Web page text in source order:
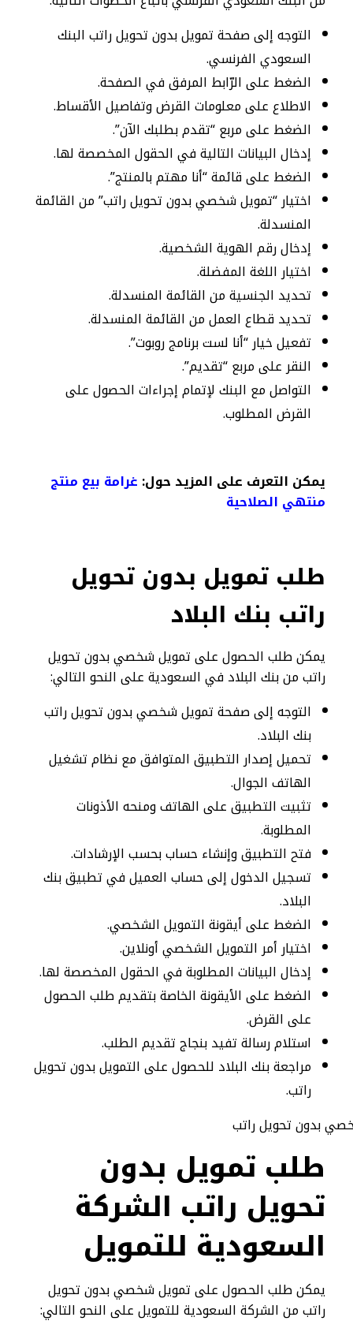
التوجه إلى صفحة تمويل بدون تحويل راتب البنك
السعودي الفرنسي.
الضغط على الرّابط المرفق في الصفحة.
الاطلاع على معلومات القرض وتفاصيل الأقساط.
الضغط على مربع “تقدم بطلبك الآن”.
إدخال البيانات التالية في الحقول المخصصة لها.
الضغط على قائمة “أنا مهتم بالمنتج”.
اختيار “تمويل شخصي بدون تحويل راتب” من القائمة
المنسدلة.
إدخال رقم الهوية الشخصية.
اختيار اللغة المفضلة.
تحديد الجنسية من القائمة المنسدلة.
تحديد قطاع العمل من القائمة المنسدلة.
تفعيل خيار “أنا لست برنامج روبوت”.
النقر على مربع “تقديم”.
التواصل مع البنك لإتمام إجراءات الحصول على
القرض المطلوب.
يمكن التعرف على المزيد حول: غرامة بيع منتج
منتهي الصلاحية
طلب تمويل بدون تحويل
راتب بنك البلاد
يمكن طلب الحصول على تمويل شخصي بدون تحويل
راتب من بنك البلاد في السعودية على النحو التالي:
التوجه إلى صفحة تمويل شخصي بدون تحويل راتب
بنك البلاد.
تحميل إصدار التطبيق المتوافق مع نظام تشغيل
الهاتف الجوال.
تثبيت التطبيق على الهاتف ومنحه الأذونات
المطلوبة.
فتح التطبيق وإنشاء حساب بحسب الإرشادات.
تسجيل الدخول إلى حساب العميل في تطبيق بنك
البلاد.
الضغط على أيقونة التمويل الشخصي.
اختيار أمر التمويل الشخصي أونلاين.
إدخال البيانات المطلوبة في الحقول المخصصة لها.
الضغط على الأيقونة الخاصة بتقديم طلب الحصول
على القرض.
استلام رسالة تفيد بنجاج تقديم الطلب.
مراجعة بنك البلاد للحصول على التمويل بدون تحويل
راتب.
طلب تمويل بدون
تحويل راتب الشركة
السعودية للتمويل
يمكن طلب الحصول على تمويل شخصي بدون تحويل
راتب من الشركة السعودية للتمويل على النحو التالي: